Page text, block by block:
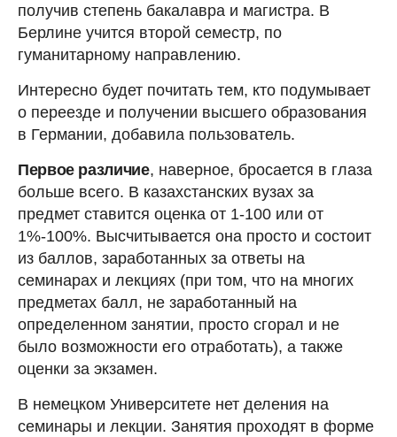
получив степень бакалавра и магистра. В
Берлине учится второй семестр, по
гуманитарному направлению.
Интересно будет почитать тем, кто подумывает
о переезде и получении высшего образования
в Германии, добавила пользователь.
Первое различие, наверное, бросается в глаза
больше всего. В казахстанских вузах за
предмет ставится оценка от 1-100 или от
1%-100%. Высчитывается она просто и состоит
из баллов, заработанных за ответы на
семинарах и лекциях (при том, что на многих
предметах балл, не заработанный на
определенном занятии, просто сгорал и не
было возможности его отработать), а также
оценки за экзамен.
В немецком Университете нет деления на
семинары и лекции. Занятия проходят в форме